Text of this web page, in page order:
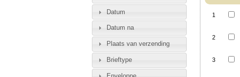
1
2
3
Datum
Datum na
Plaats van verzending
Brieftype